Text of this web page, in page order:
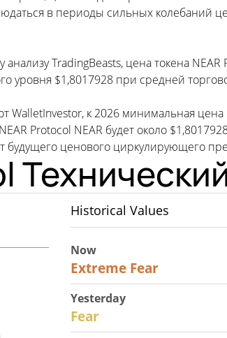
в периоды сильных колебаний
TradingBeasts, цена токена
уровня $1,8017928 при средней
WalletInvestor, к 2026 минимальная
Protocol NEAR будет около
будущего ценового циркулирующего
Historical Values
Now
Extreme Fear
Yesterday
Fear